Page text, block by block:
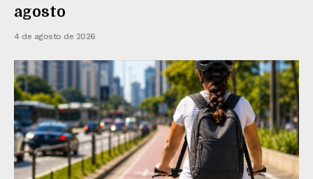
agosto
4 de agosto de 2026